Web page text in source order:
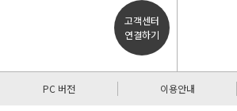
고객센터
연결하기
PC 버전 이용안내